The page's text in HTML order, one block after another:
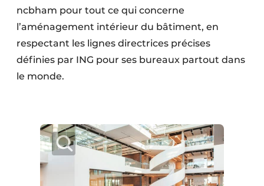
Géotextiles
Infrastructures souterraines et égouttage
Protection solaire
Software
Techniques ferroviaires
ncbham pour tout ce qui concerne
l’aménagement intérieur du bâtiment, en
respectant les lignes directrices précises
définies par ING pour ses bureaux partout dans
le monde.